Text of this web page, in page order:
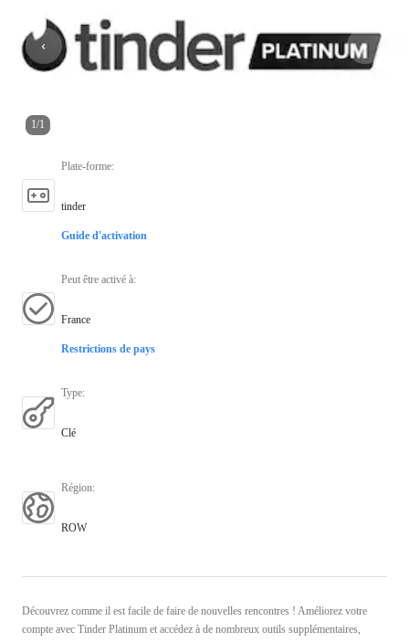
1/1
Plate-forme:
tinder
Guide d'activation
Peut être activé à:
France
Restrictions de pays
Type:
Clé
Région:
ROW
Découvrez comme il est facile de faire de nouvelles rencontres ! Améliorez votre
compte avec Tinder Platinum et accédez à de nombreux outils supplémentaires,